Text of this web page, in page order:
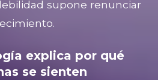
supone renunciar
explica por qué
se sienten